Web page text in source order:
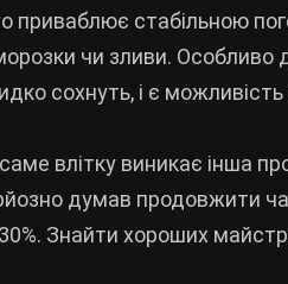
приваблює стабільною
чи зливи. Особливо
сохнуть, і є
влітку виникає інша
думав продовжити
Знайти хороших